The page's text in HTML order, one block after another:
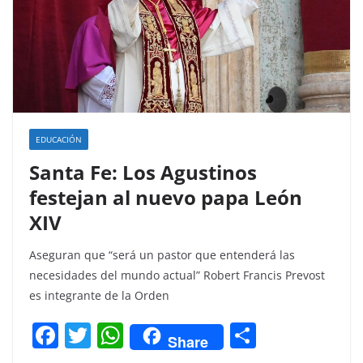
EDUCACIÓN
Santa Fe: Los Agustinos
festejan al nuevo papa León
XIV
Aseguran que “será un pastor que entenderá las
necesidades del mundo actual” Robert Francis Prevost
es integrante de la Orden
F T W Share